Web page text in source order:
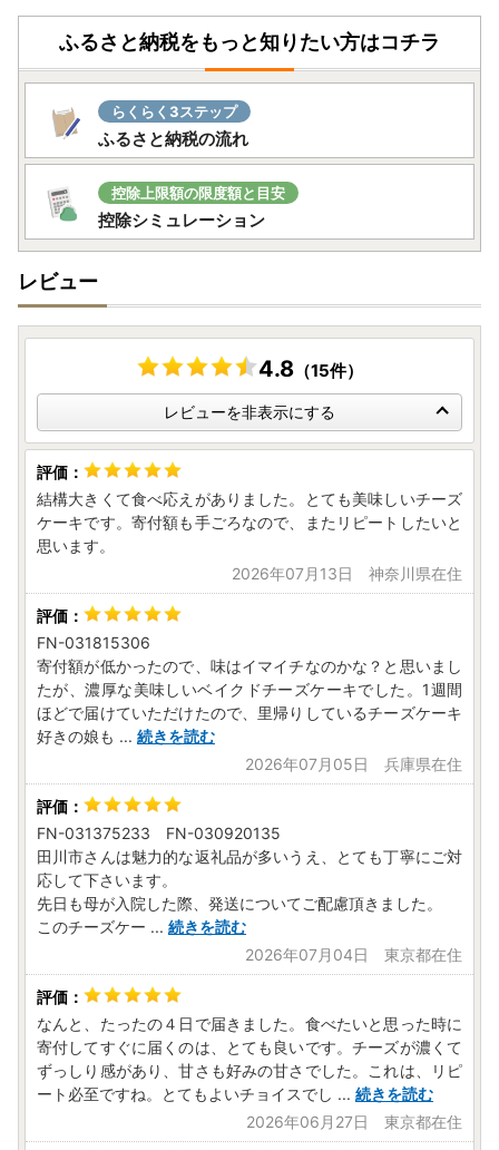
・申込み後の変更・キャンセル、熨斗や日付指定等は受付で
きません
・寄付者様及び送付先様の都合（住所不明や不在等含む）に
礼品の再送は致しません。
あらかじめご了承ください。
長期不在のご予定やご住所変更などございましたら、必ず運
営窓口までご連絡いただきますようお願いいたします。
※出荷準備後のお礼品の送付先変更につきましては、配送会
社に直接ご連絡いただきますようお願いいたします。転送料
【ワンストップ特例申請書の送付先住所】
〒825-8501 福岡県田川市中央町1番1号
田川市役所 産業振興課たがわ魅力向上推進室
ふるさと納税担当 宛
ふるさと納税をもっと知りたい方はコチラ
らくらく3ステップ
ふるさと納税の流れ
控除上限額の限度額と目安
控除シミュレーション
レビュー
4.8（15件）
レビューを非表示にする
結構大きくて食べ応えがありました。とても美味しいチーズ
ケーキです。寄付額も手ごろなので、またリピートしたいと
思います。
2026年07月13日 神奈川県在住
FN-031815306
寄付額が低かったので、味はイマイチなのかな？と思いまし
たが、濃厚な美味しいベイクドチーズケーキでした。1週間
ほどで届けていただけたので、里帰りしているチーズケーキ
好きの娘も ... 続きを読む
2026年07月05日 兵庫県在住
FN-031375233 FN-030920135
田川市さんは魅力的な返礼品が多いうえ、とても丁寧にご対
応して下さいます。
先日も母が入院した際、発送についてご配慮頂きました。
このチーズケー ... 続きを読む
2026年07月04日 東京都在住
なんと、たったの４日で届きました。食べたいと思った時に
寄付してすぐに届くのは、とても良いです。チーズが濃くて
ずっしり感があり、甘さも好みの甘さでした。これは、リピ
ート必至ですね。とてもよいチョイスでし ... 続きを読む
2026年06月27日 東京都在住